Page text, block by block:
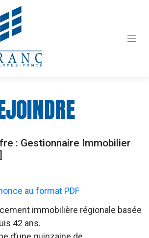
: Gestionnaire Immobilier
au format PDF
immobilière régionale basée
42 ans.